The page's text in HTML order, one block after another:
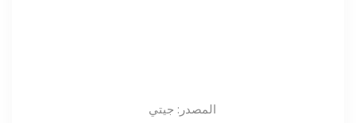
المصدر: جيتي